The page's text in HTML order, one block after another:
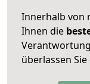
Innerhalb von
Ihnen die
überlassen